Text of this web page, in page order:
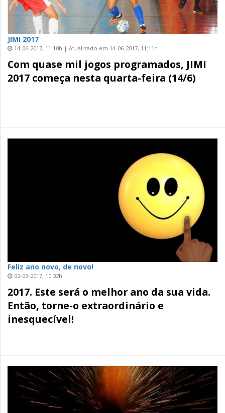
JIMI 2017
14-06-2017, 11:10h | Atualizado em 14-06-2017, 11:11h
Com quase mil jogos programados, JIMI
2017 começa nesta quarta-feira (14/6)
Feliz ano novo, de novo!
02-03-2017, 10:32h
2017. Este será o melhor ano da sua vida.
Então, torne-o extraordinário e
inesquecível!